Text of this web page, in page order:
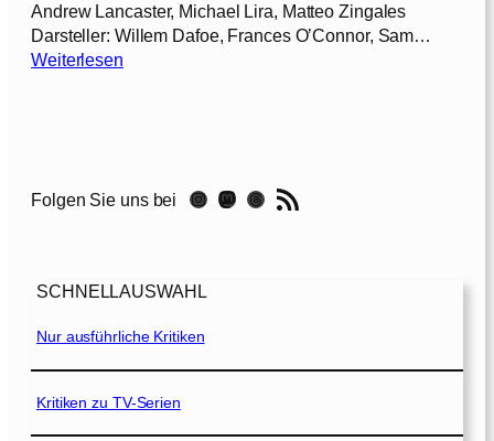
Andrew Lancaster, Michael Lira, Matteo Zingales
Darsteller: Willem Dafoe, Frances O’Connor, Sam…
Weiterlesen:
n
[
0
1
1
Folgen Sie uns bei Instagram Mastodon Threads RSS-Feed
SCHNELLAUSWAHL
Nur ausführliche Kritiken
Kritiken zu TV-Serien